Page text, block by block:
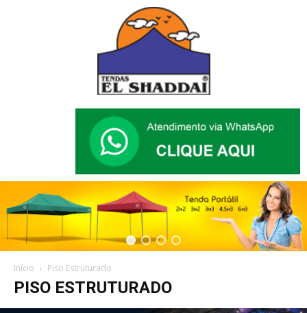
Início Piso Estruturado
PISO ESTRUTURADO